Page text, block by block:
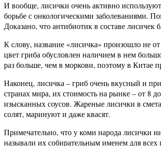
И вообще, лисички очень активно
борьбе с онкологическими заболеваниями.
Доказано, что антибиотик в составе лисичек
К слову, название «лисичка» произошло не
цвет гриба обусловлен наличием в нем
раз больше, чем в моркови, поэтому в Китае
Наконец, лисичка – гриб очень вкусный и
странах мира, их стоимость на рынке – от 8
изысканных соусов. Жареные лисички в
солят, маринуют и даже квасят.
Примечательно, что у коми народа лисички
называли их собирательным именем для